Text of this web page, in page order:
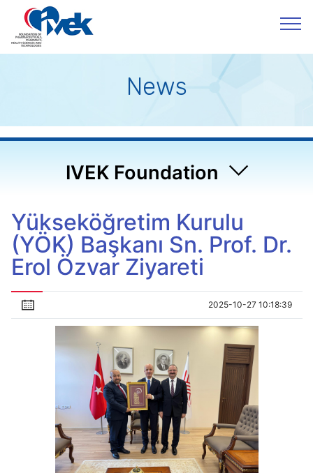
News
IVEK Foundation
Yükseköğretim Kurulu
(YÖK) Başkanı Sn. Prof. Dr.
Erol Özvar Ziyareti
2025-10-27 10:18:39